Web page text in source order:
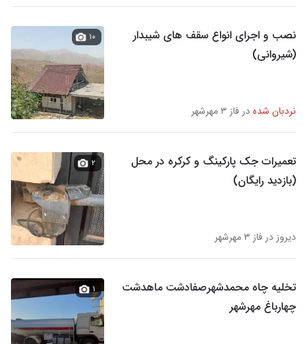
نصب و اجرای انواع سقف های شیبدار
(شیروانی)
نردبان شدهدر فاز ۳ مهرشهر
۱۰
تعمیرات جک پارکینگ و کرکره در محل
(بازدید رایگان)
دیروز در فاز ۳ مهرشهر
۲
تخلیه چاه محمدشهرصفادشت ماهدشت
چهارباغ مهرشهر
۱